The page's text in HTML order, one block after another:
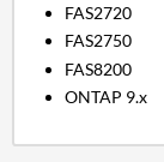
FAS2720
FAS2750
FAS8200
ONTAP 9.x